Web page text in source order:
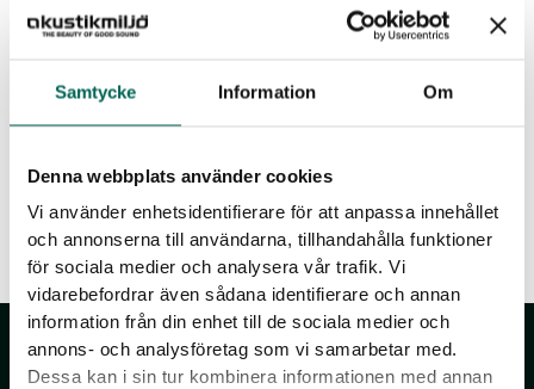
Samtycke Information Om
Denna webbplats använder cookies
Vi använder enhetsidentifierare för att anpassa innehållet
och annonserna till användarna, tillhandahålla funktioner
för sociala medier och analysera vår trafik. Vi
vidarebefordrar även sådana identifierare och annan
information från din enhet till de sociala medier och
annons- och analysföretag som vi samarbetar med.
Dessa kan i sin tur kombinera informationen med annan
Dein Warenkorb ist derzeit leer.
Zurück zum Shop